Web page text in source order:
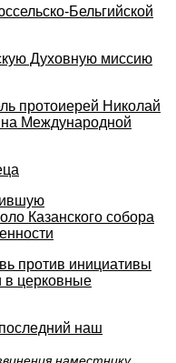
Бельгийской
Духовную миссию
протоиерей Николай
на Международной
Казанского собора
против инициативы
в церковные
наш